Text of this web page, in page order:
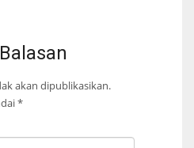
akan dipublikasikan.
*